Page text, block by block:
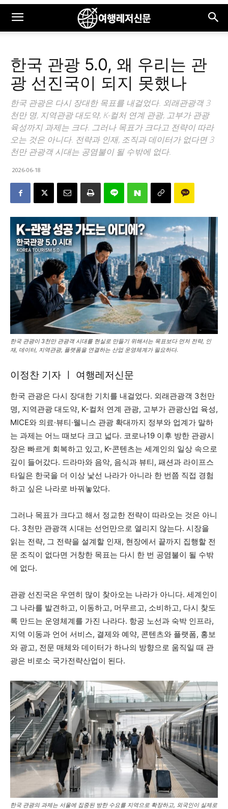
한국 관광 5.0, 왜 우리는 관
광 선진국이 되지 못했나
한국 관광은 다시 장대한 목표를 내걸었다. 외래관광객 3
천만 명, 지역관광 대도약, K-컬처 연계 관광, 고부가 관광
육성까지 과제는 크다. 그러나 목표가 크다고 전략이 따라
오는 것은 아니다. 전략과 인재, 조직과 데이터가 없다면 3
천만 관광객 시대는 공염불이 될 수밖에 없다.
2026-06-18
한국 관광이 3천만 관광객 시대를 현실로 만들기 위해서는 목표보다 먼저 전략, 인
재, 데이터, 지역관광, 플랫폼을 연결하는 산업 운영체계가 필요하다.
이정찬 기자 ㅣ 여행레저신문
한국 관광은 다시 장대한 기치를 내걸었다. 외래관광객 3천만
명, 지역관광 대도약, K-컬처 연계 관광, 고부가 관광산업 육성,
MICE와 의료·뷰티·웰니스 관광 확대까지 정부와 업계가 말하
는 과제는 어느 때보다 크고 넓다. 코로나19 이후 방한 관광시
장은 빠르게 회복하고 있고, K-콘텐츠는 세계인의 일상 속으로
깊이 들어갔다. 드라마와 음악, 음식과 뷰티, 패션과 라이프스
타일은 한국을 더 이상 낯선 나라가 아니라 한 번쯤 직접 경험
하고 싶은 나라로 바꿔놓았다.
그러나 목표가 크다고 해서 정교한 전략이 따라오는 것은 아니
다. 3천만 관광객 시대는 선언만으로 열리지 않는다. 시장을
읽는 전략, 그 전략을 설계할 인재, 현장에서 끝까지 집행할 전
문 조직이 없다면 거창한 목표는 다시 한 번 공염불이 될 수밖
에 없다.
관광 선진국은 우연히 많이 찾아오는 나라가 아니다. 세계인이
그 나라를 발견하고, 이동하고, 머무르고, 소비하고, 다시 찾도
록 만드는 운영체계를 가진 나라다. 항공 노선과 숙박 인프라,
지역 이동과 언어 서비스, 결제와 예약, 콘텐츠와 플랫폼, 홍보
와 광고, 전문 매체와 데이터가 하나의 방향으로 움직일 때 관
광은 비로소 국가전략산업이 된다.
한국 관광의 과제는 서울에 집중된 방한 수요를 지역으로 확장하고, 외국인이 실제로